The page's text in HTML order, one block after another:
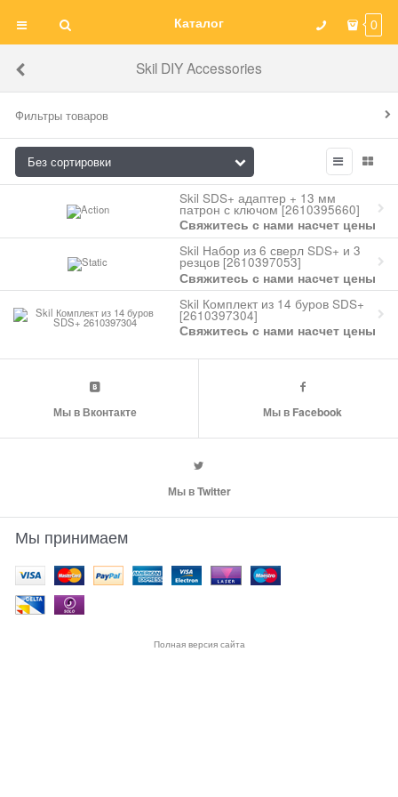
Каталог 0
Skil DIY Accessories
Фильтры товаров
Skil SDS+ адаптер + 13 мм
патрон с ключом [2610395660]
Свяжитесь с нами насчет цены
Skil Набор из 6 сверл SDS+ и 3
резцов [2610397053]
Свяжитесь с нами насчет цены
Skil Комплект из 14 буров SDS+
[2610397304]
Свяжитесь с нами насчет цены
Мы в Вконтакте Мы в Facebook
Мы в Twitter
Мы принимаем
Полная версия сайта